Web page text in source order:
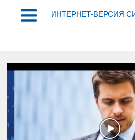
ИНТЕРНЕТ-ВЕРСИЯ